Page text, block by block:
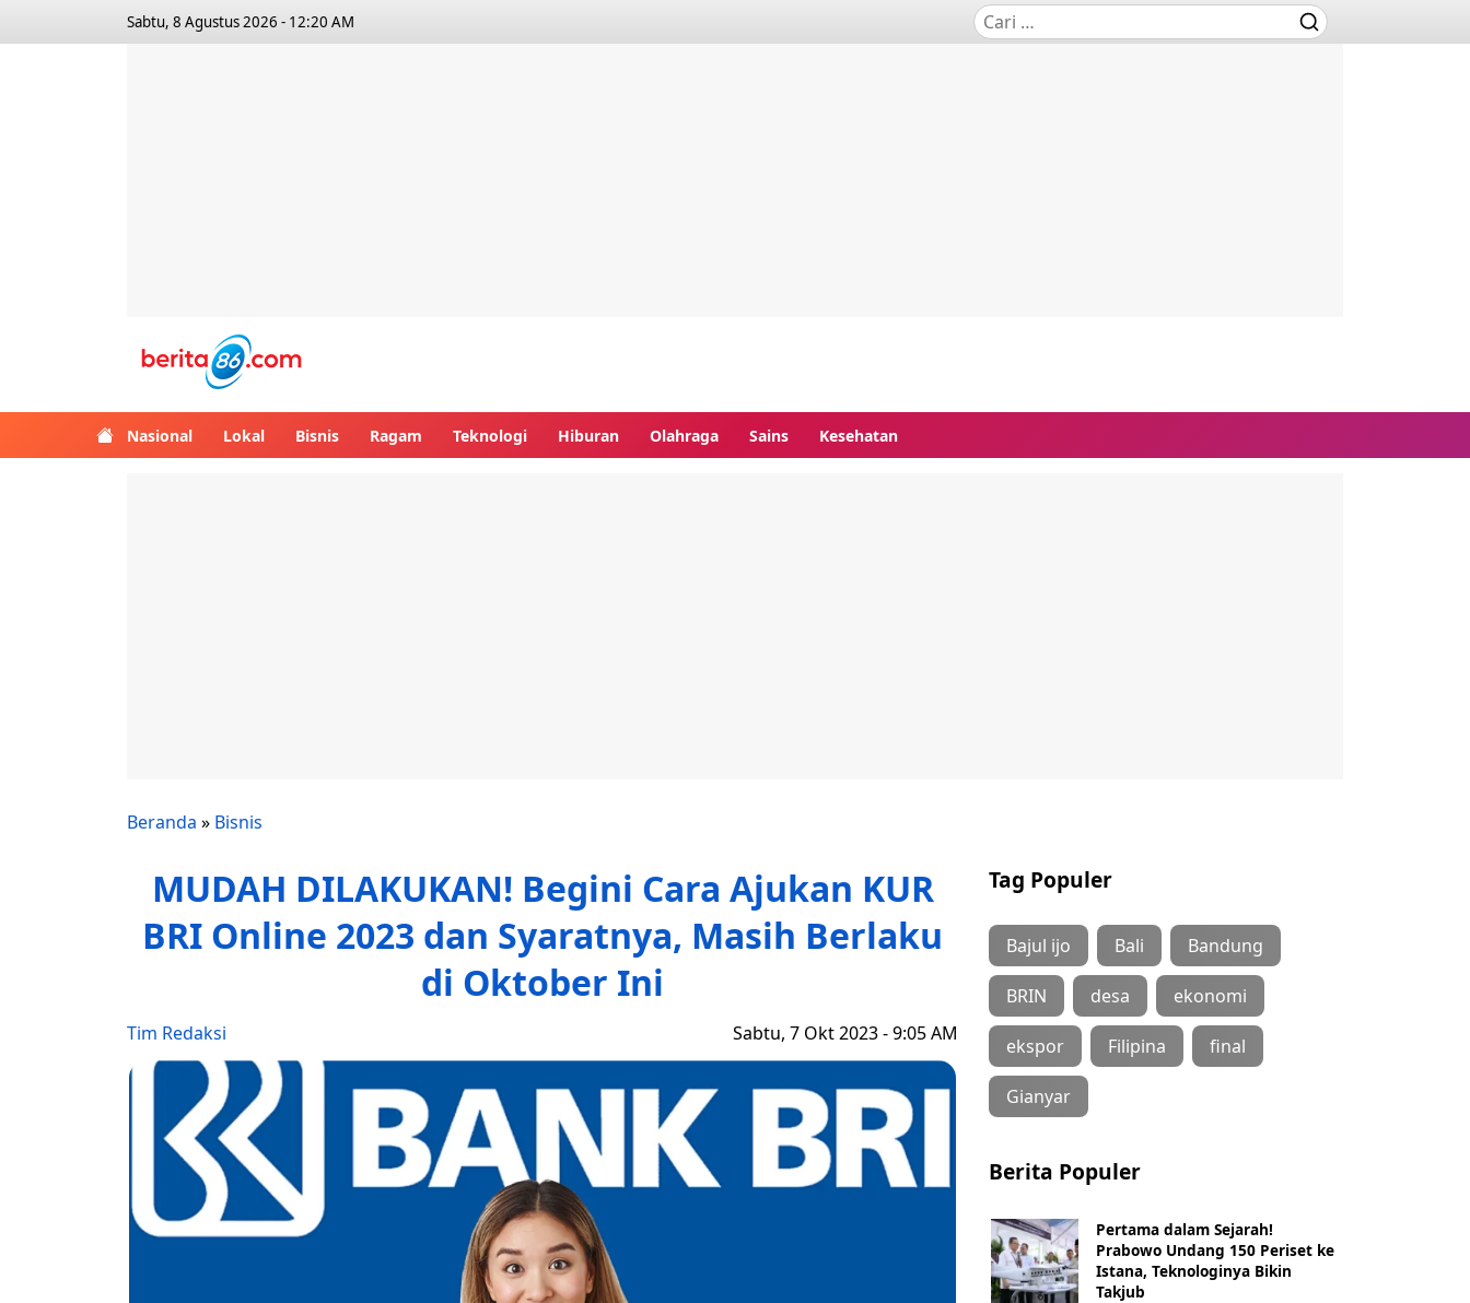
Sabtu, 8 Agustus 2026 - 12:20 AM
Nasional Lokal Bisnis Ragam Teknologi Hiburan Olahraga Sains Kesehatan
Beranda » Bisnis
MUDAH DILAKUKAN! Begini Cara Ajukan KUR
BRI Online 2023 dan Syaratnya, Masih Berlaku
di Oktober Ini
Tim Redaksi Sabtu, 7 Okt 2023 - 9:05 AM
Tag Populer
Bajul ijo Bali Bandung
BRIN desa ekonomi
ekspor Filipina final
Gianyar
Berita Populer
Pertama dalam Sejarah!
Prabowo Undang 150 Periset ke
Istana, Teknologinya Bikin
Takjub